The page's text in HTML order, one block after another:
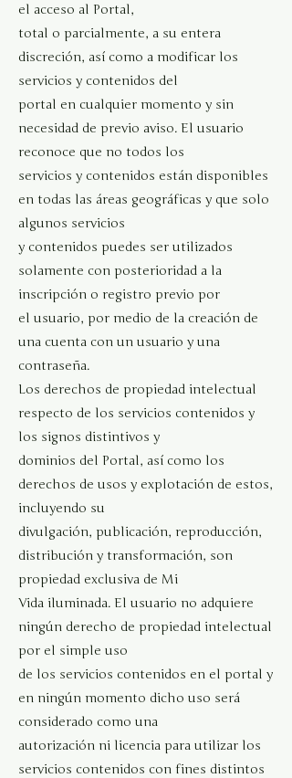
el acceso al Portal,
total o parcialmente, a su entera
discreción, así como a modificar los
servicios y contenidos del
portal en cualquier momento y sin
necesidad de previo aviso. El usuario
reconoce que no todos los
servicios y contenidos están disponibles
en todas las áreas geográficas y que solo
algunos servicios
y contenidos puedes ser utilizados
solamente con posterioridad a la
inscripción o registro previo por
el usuario, por medio de la creación de
una cuenta con un usuario y una
contraseña.
Los derechos de propiedad intelectual
respecto de los servicios contenidos y
los signos distintivos y
dominios del Portal, así como los
derechos de usos y explotación de estos,
incluyendo su
divulgación, publicación, reproducción,
distribución y transformación, son
propiedad exclusiva de Mi
Vida iluminada. El usuario no adquiere
ningún derecho de propiedad intelectual
por el simple uso
de los servicios contenidos en el portal y
en ningún momento dicho uso será
considerado como una
autorización ni licencia para utilizar los
servicios contenidos con fines distintos